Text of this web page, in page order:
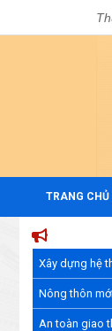
TRANG CHỦ
Xây dựng hệ
Nông thôn
An toàn giao